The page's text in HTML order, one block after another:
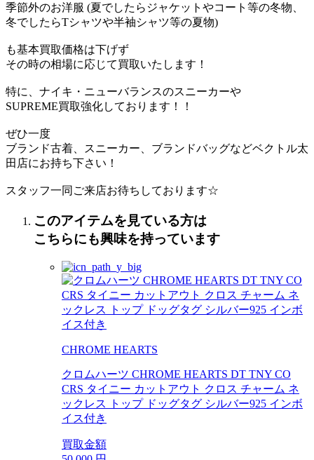
季節外のお洋服 (夏でしたらジャケットやコート等の冬物、
冬でしたらTシャツや半袖シャツ等の夏物)
も基本買取価格は下げず
その時の相場に応じて買取いたします！
特に、ナイキ・ニューバランスのスニーカーや
SUPREME買取強化しております！！
ぜひ一度
ブランド古着、スニーカー、ブランドバッグなどベクトル太
田店にお持ち下さい！
スタッフ一同ご来店お待ちしております☆
このアイテムを見ている方は
こちらにも興味を持っています
CHROME HEARTS
クロムハーツ CHROME HEARTS DT TNY CO
CRS タイニー カットアウト クロス チャーム ネ
ックレス トップ ドッグタグ シルバー925 インボ
イス付き
買取金額